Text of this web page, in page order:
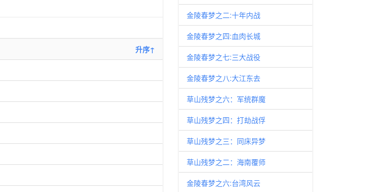
升序↑
金陵春梦之二:十年内战
金陵春梦之四:血肉长城
金陵春梦之七:三大战役
金陵春梦之八:大江东去
草山残梦之六：军统群魔
草山残梦之四：打劫战俘
草山残梦之三：同床异梦
草山残梦之二：海南覆师
金陵春梦之六:台湾风云